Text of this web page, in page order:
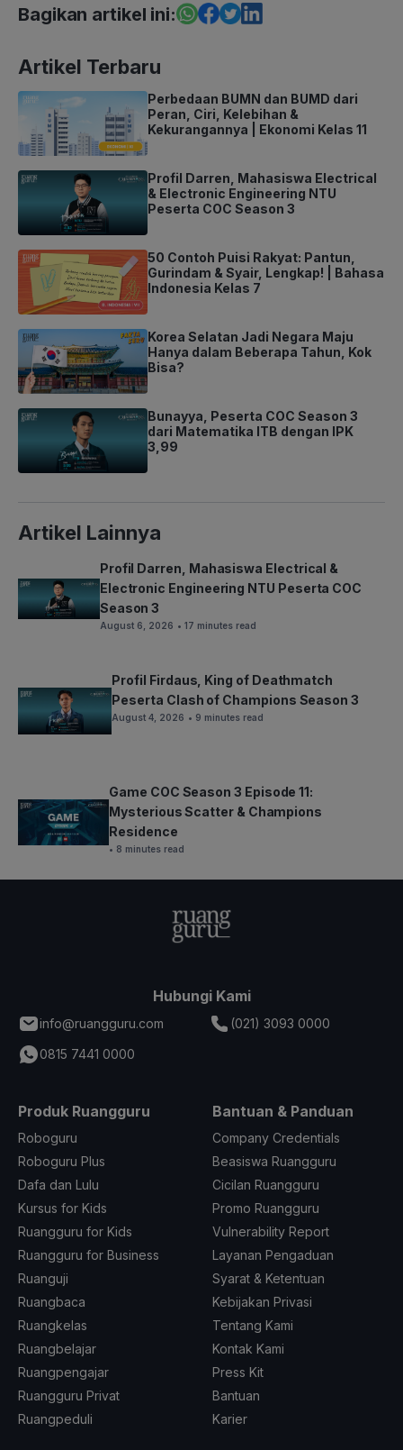
Bagikan artikel ini:
Artikel Terbaru
Perbedaan BUMN dan BUMD dari
Peran, Ciri, Kelebihan &
Kekurangannya | Ekonomi Kelas 11
Profil Darren, Mahasiswa Electrical
& Electronic Engineering NTU
Peserta COC Season 3
50 Contoh Puisi Rakyat: Pantun,
Gurindam & Syair, Lengkap! | Bahasa
Indonesia Kelas 7
Korea Selatan Jadi Negara Maju
Hanya dalam Beberapa Tahun, Kok
Bisa?
Bunayya, Peserta COC Season 3
dari Matematika ITB dengan IPK
3,99
Artikel Lainnya
Profil Darren, Mahasiswa Electrical &
Electronic Engineering NTU Peserta COC
Season 3
August 6, 2026 • 17 minutes read
Profil Firdaus, King of Deathmatch
Peserta Clash of Champions Season 3
August 4, 2026 • 9 minutes read
Game COC Season 3 Episode 11:
Mysterious Scatter & Champions
Residence
• 8 minutes read
Hubungi Kami
info@ruangguru.com
(021) 3093 0000
0815 7441 0000
Produk Ruangguru
Roboguru
Roboguru Plus
Dafa dan Lulu
Kursus for Kids
Ruangguru for Kids
Ruangguru for Business
Ruanguji
Ruangbaca
Ruangkelas
Ruangbelajar
Ruangpengajar
Ruangguru Privat
Ruangpeduli
Bantuan & Panduan
Company Credentials
Beasiswa Ruangguru
Cicilan Ruangguru
Promo Ruangguru
Vulnerability Report
Layanan Pengaduan
Syarat & Ketentuan
Kebijakan Privasi
Tentang Kami
Kontak Kami
Press Kit
Bantuan
Karier